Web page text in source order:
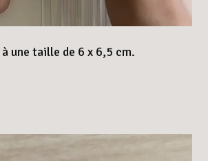
une taille de 6 x 6,5 cm.